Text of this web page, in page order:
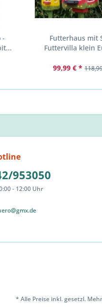
-
Futterhaus mit
Futtervilla klein
99,99 € *
953050
- 12:00 Uhr
* Alle Preise inkl. gesetzl.